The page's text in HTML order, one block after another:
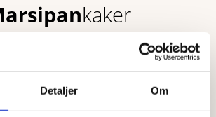
Detaljer Om
kaker
Rund 14-18 biter